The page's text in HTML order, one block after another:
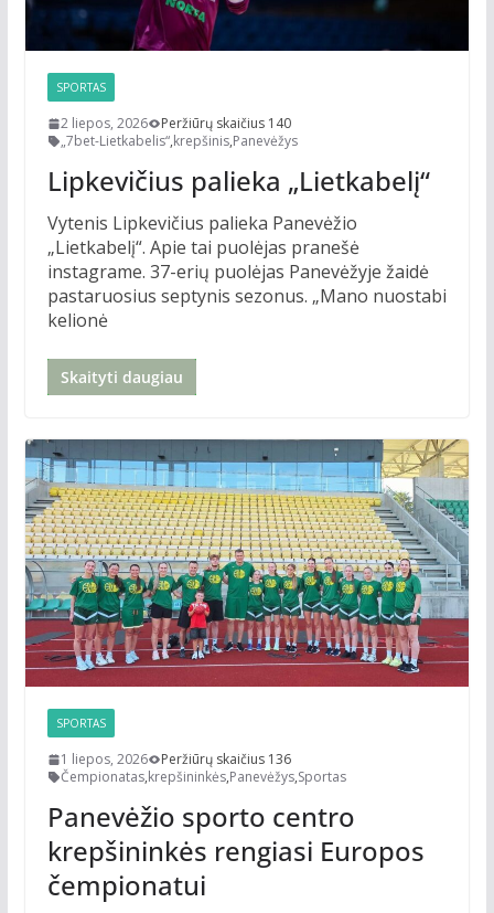
SPORTAS
2 liepos, 2026
Peržiūrų skaičius 140
„7bet-Lietkabelis“,krepšinis,Panevėžys
Lipkevičius palieka „Lietkabelį“
Vytenis Lipkevičius palieka Panevėžio
„Lietkabelį“. Apie tai puolėjas pranešė
instagrame. 37-erių puolėjas Panevėžyje žaidė
pastaruosius septynis sezonus. „Mano nuostabi
kelionė
Skaityti daugiau
SPORTAS
1 liepos, 2026
Peržiūrų skaičius 136
Čempionatas,krepšininkės,Panevėžys,Sportas
Panevėžio sporto centro
krepšininkės rengiasi Europos
čempionatui